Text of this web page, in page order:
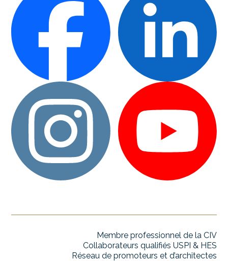
Membre professionnel de la CIV
Collaborateurs qualifiés USPI & HES
Réseau de promoteurs et d’architectes